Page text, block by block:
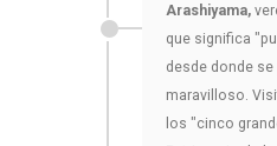
Arashiyama,
que significa
desde donde
maravilloso.
los "cinco